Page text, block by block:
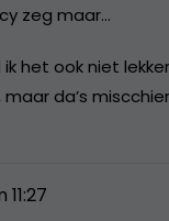
zeg maar…
het ook niet
da’s